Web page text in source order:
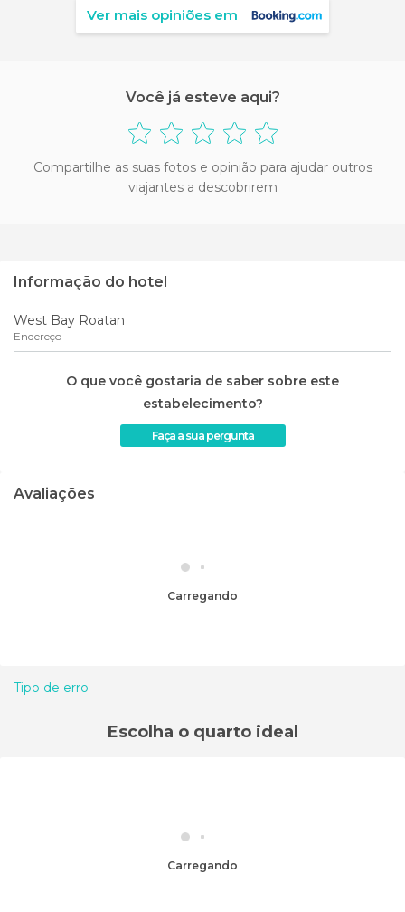
Ver mais opiniões em
Você já esteve aqui?
Compartilhe as suas fotos e opinião para ajudar outros
viajantes a descobrirem
Informação do hotel
West Bay Roatan
Endereço
O que você gostaria de saber sobre este
estabelecimento?
Faça a sua pergunta
Avaliações
Carregando
Tipo de erro
Escolha o quarto ideal
Carregando